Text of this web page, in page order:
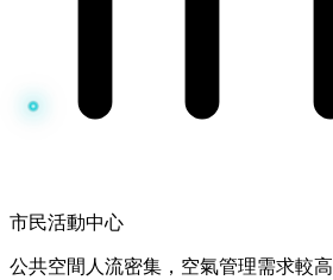
市民活動中心
公共空間人流密集，空氣管理需求較高